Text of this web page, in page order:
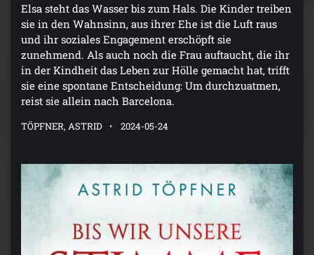
Elsa steht das Wasser bis zum Hals. Die Kinder treiben
sie in den Wahnsinn, aus ihrer Ehe ist die Luft raus
und ihr soziales Engagement erschöpft sie
zunehmend. Als auch noch die Frau auftaucht, die ihr
in der Kindheit das Leben zur Hölle gemacht hat, trifft
sie eine spontane Entscheidung: Um durchzuatmen,
reist sie allein nach Barcelona.
TÖPFNER, ASTRID 2024-05-24